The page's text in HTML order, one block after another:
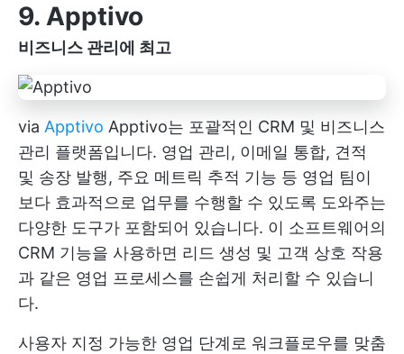
9. Apptivo
비즈니스 관리에 최고
via Apptivo Apptivo는 포괄적인 CRM 및 비즈니스
관리 플랫폼입니다. 영업 관리, 이메일 통합, 견적
및 송장 발행, 주요 메트릭 추적 기능 등 영업 팀이
보다 효과적으로 업무를 수행할 수 있도록 도와주는
다양한 도구가 포함되어 있습니다. 이 소프트웨어의
CRM 기능을 사용하면 리드 생성 및 고객 상호 작용
과 같은 영업 프로세스를 손쉽게 처리할 수 있습니
다.
사용자 지정 가능한 영업 단계로 워크플로우를 맞춤